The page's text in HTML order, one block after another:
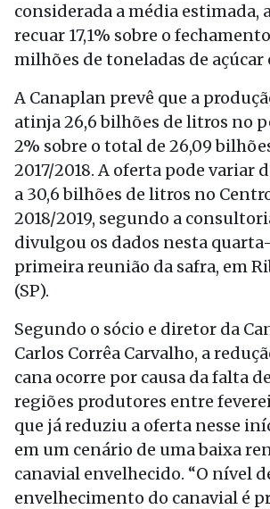
considerada a média estimada,
recuar 17,1% sobre o
milhões de toneladas de açúcar
A Canaplan prevê que a
atinja 26,6 bilhões de litros no
2% sobre o total de 26,09
2017/2018. A oferta pode variar
a 30,6 bilhões de litros no
2018/2019, segundo a
divulgou os dados nesta
primeira reunião da safra, em
(SP).
Segundo o sócio e diretor da
Carlos Corrêa Carvalho, a
cana ocorre por causa da falta
regiões produtores entre
que já reduziu a oferta nesse
em um cenário de uma baixa
canavial envelhecido. “O nível
envelhecimento do canavial é